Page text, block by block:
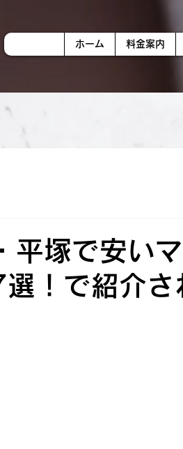
ホーム 料金案内
平塚で安い
！で紹介さ